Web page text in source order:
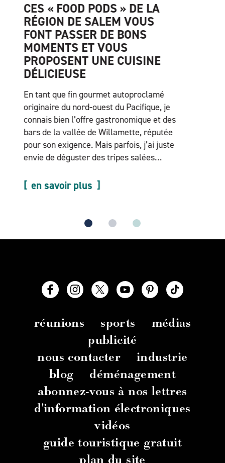
PARTEZ À LA DÉCOUVERTE
DES FERMES ET DES
SAVEURS DE LA RÉGION DE
SALEM
Le secret n'est plus un secret : la Mid-
Willamette Valley est un haut lieu agricole
de renommée mondiale. Si le printemps et
l'été sont la période idéale pour découvrir
les jardins fleuris et les vergers de
cerisiers en pleine floraison, et pour faire
un petit tour dans les stands de produits
fermiers tenus par des familles…
en savoir plus
réunions sports
médias
publicité
nous contacter
industrie
blog
déménagement
abonnez-vous à nos lettres
d'information électroniques
vidéos
guide touristique gratuit
plan du site